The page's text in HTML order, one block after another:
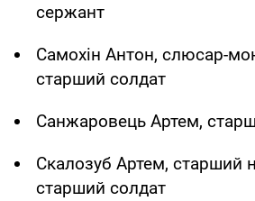
сержант
Самохін Антон, слюсар-
старший солдат
Санжаровець Артем,
Скалозуб Артем, старший
старший солдат